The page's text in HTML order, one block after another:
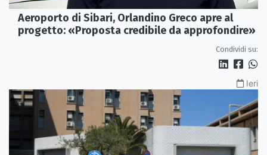
Aeroporto di Sibari, Orlandino Greco apre al
progetto: «Proposta credibile da approfondire»
Condividi su:
Ieri